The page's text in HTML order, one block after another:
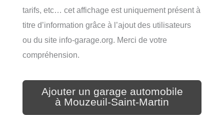
tarifs, etc… cet affichage est uniquement présent à
titre d’information grâce à l’ajout des utilisateurs
ou du site info-garage.org. Merci de votre
compréhension.
Ajouter un garage automobile
à Mouzeuil-Saint-Martin